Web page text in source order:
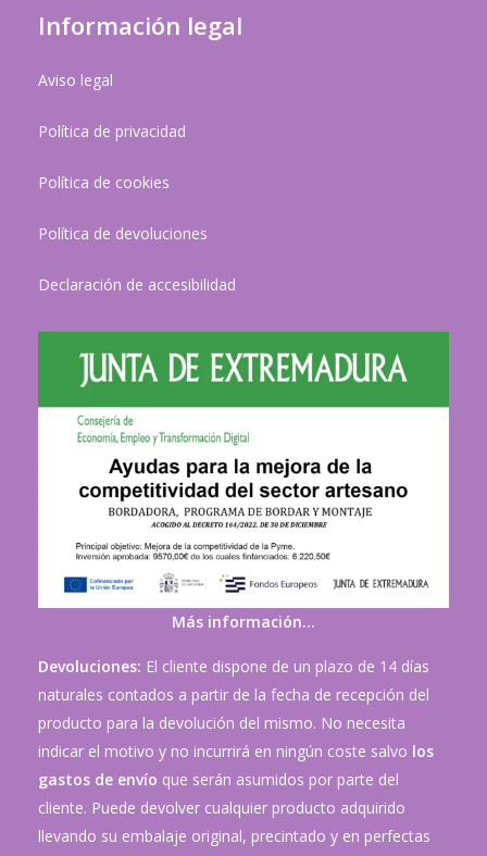
Información legal
Aviso legal
Política de privacidad
Política de cookies
Política de devoluciones
Declaración de accesibilidad
Más información…
Devoluciones: El cliente dispone de un plazo de 14 días
naturales contados a partir de la fecha de recepción del
producto para la devolución del mismo. No necesita
indicar el motivo y no incurrirá en ningún coste salvo los
gastos de envío que serán asumidos por parte del
cliente. Puede devolver cualquier producto adquirido
llevando su embalaje original, precintado y en perfectas